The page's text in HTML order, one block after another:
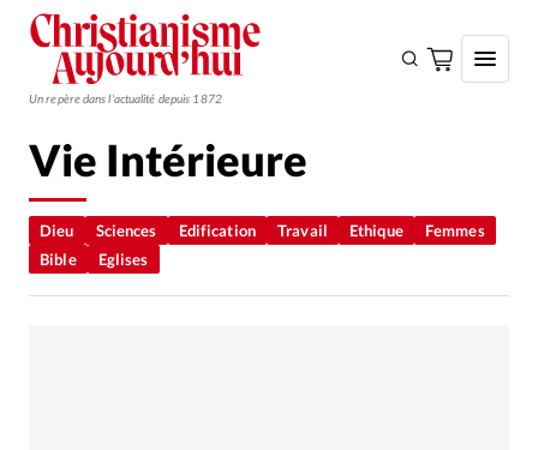
Un repère dans l'actualité depuis 1872
S'ABONNER
Monde
Eglises
Vie Intérieure
Dieu Sciences Edification Travail Ethique
Femmes
Bible
Eglises